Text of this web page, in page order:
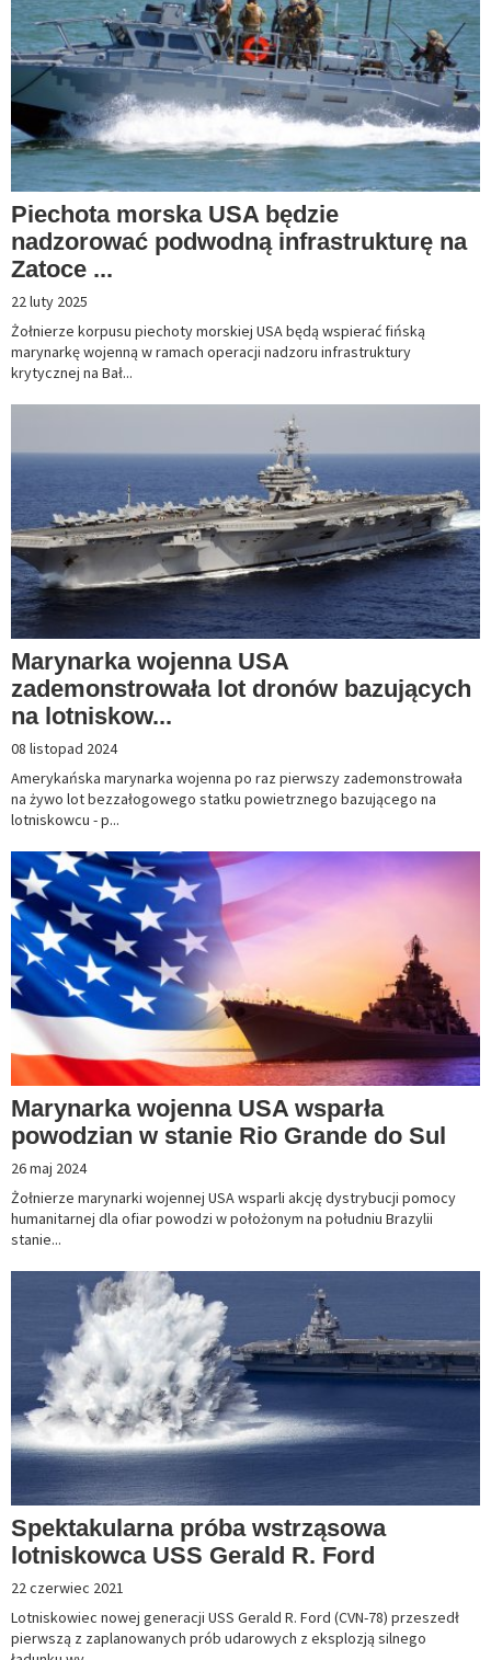
Piechota morska USA będzie
nadzorować podwodną infrastrukturę na
Zatoce ...
22 luty 2025
Żołnierze korpusu piechoty morskiej USA będą wspierać fińską
marynarkę wojenną w ramach operacji nadzoru infrastruktury
krytycznej na Bał...
Marynarka wojenna USA
zademonstrowała lot dronów bazujących
na lotniskow...
08 listopad 2024
Amerykańska marynarka wojenna po raz pierwszy zademonstrowała
na żywo lot bezzałogowego statku powietrznego bazującego na
lotniskowcu - p...
Marynarka wojenna USA wsparła
powodzian w stanie Rio Grande do Sul
26 maj 2024
Żołnierze marynarki wojennej USA wsparli akcję dystrybucji pomocy
humanitarnej dla ofiar powodzi w położonym na południu Brazylii
stanie...
Spektakularna próba wstrząsowa
lotniskowca USS Gerald R. Ford
22 czerwiec 2021
Lotniskowiec nowej generacji USS Gerald R. Ford (CVN-78) przeszedł
pierwszą z zaplanowanych prób udarowych z eksplozją silnego